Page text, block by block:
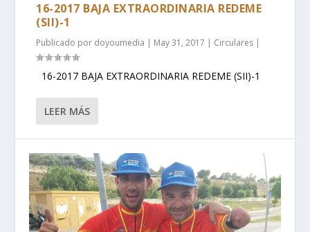
16-2017 BAJA EXTRAORDINARIA REDEME
(SII)-1
Publicado por doyoumedia | May 31, 2017 | Circulares |
16-2017 BAJA EXTRAORDINARIA REDEME (SII)-1
LEER MÁS